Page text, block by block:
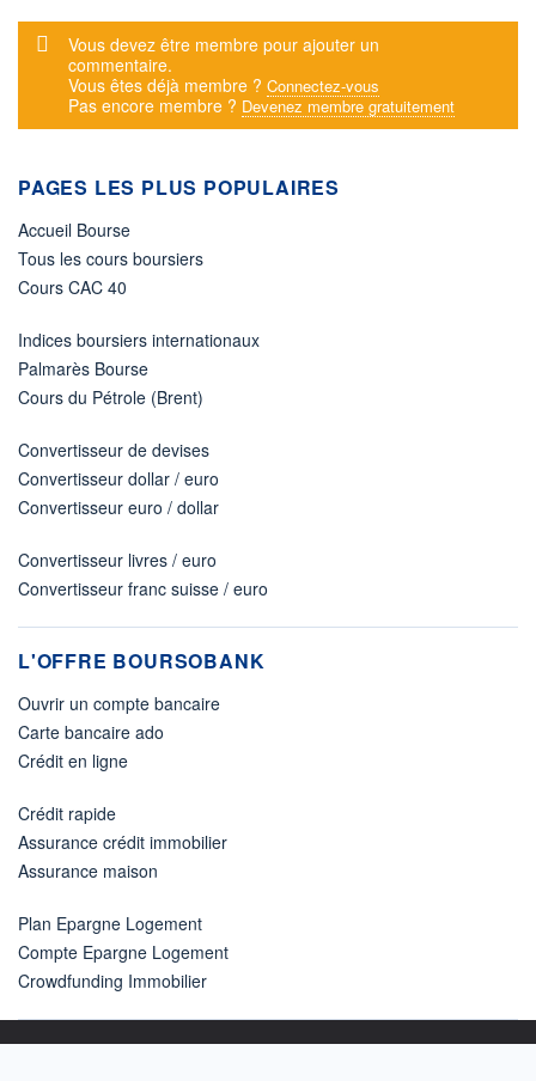
Message d'alerte
Vous devez être membre pour ajouter un
commentaire.
Vous êtes déjà membre ? Connectez-vous
Pas encore membre ? Devenez membre gratuitement
PAGES LES PLUS POPULAIRES
Accueil Bourse
Tous les cours boursiers
Cours CAC 40
Indices boursiers internationaux
Palmarès Bourse
Cours du Pétrole (Brent)
Convertisseur de devises
Convertisseur dollar / euro
Convertisseur euro / dollar
Convertisseur livres / euro
Convertisseur franc suisse / euro
L'OFFRE BOURSOBANK
Ouvrir un compte bancaire
Carte bancaire ado
Crédit en ligne
Crédit rapide
Assurance crédit immobilier
Assurance maison
Plan Epargne Logement
Compte Epargne Logement
Crowdfunding Immobilier